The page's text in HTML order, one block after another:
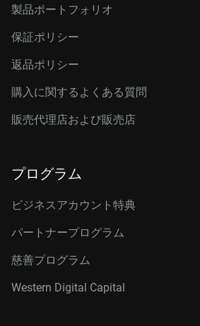
製品ポートフォリオ
保証ポリシー
返品ポリシー
購入に関するよくある質問
販売代理店および販売店
プログラム
ビジネスアカウント特典
パートナープログラム
慈善プログラム
Western Digital Capital